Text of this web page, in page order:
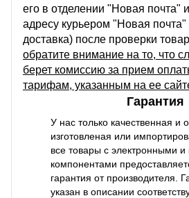
его в отделении "Новая почта"
адресу курьером "Новая почта"
доставка) после проверки
обратите внимание на то, что
берет комиссию за прием
тарифам, указанным на ее
Гарантия
У нас только качественная и
изготовленая или
все товары с электронными
компонентами
гарантия от производителя.
указан в описании